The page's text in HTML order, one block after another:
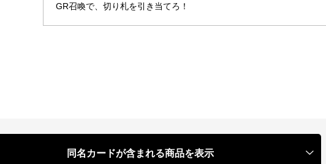
GR召喚で、切り札を引き当てろ！
同名カードが含まれる商品を表示